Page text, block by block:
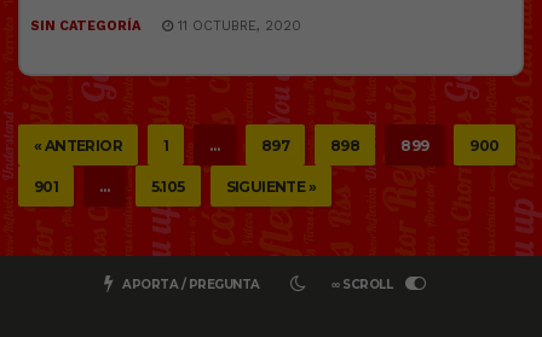
SIN CATEGORÍA 11 OCTUBRE, 2020
« ANTERIOR 1 … 897 898 899 900
901 … 5.105 SIGUIENTE »
APORTA / PREGUNTA ∞ SCROLL